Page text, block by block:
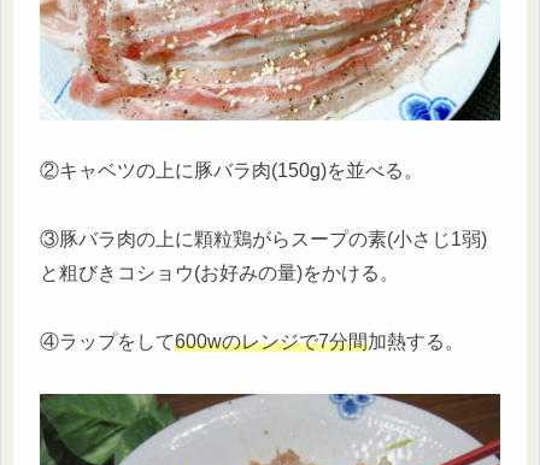
②キャベツの上に豚バラ肉(150g)を並べる。
③豚バラ肉の上に顆粒鶏がらスープの素(小さじ1弱)
と粗びきコショウ(お好みの量)をかける。
④ラップをして600wのレンジで7分間加熱する。